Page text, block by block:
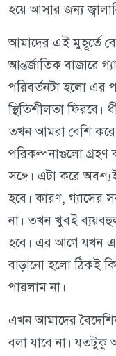
হয়ে আসার জন্য
আমাদের এই মুহূর্তে
আন্তর্জাতিক বাজারে
পরিবর্তনটা হলো এর
স্থিতিশীলতা ফিরবে।
তখন আমরা বেশি
পরিকল্পনাগুলো গ্রহণ
সঙ্গে। এটা করে
হবে। কারণ, গ্যাসের
না। তখন খুবই
হবে। এর আগে যখন
বাড়ানো হলো ঠিকই
পারলাম না।
এখন আমাদের
বলা যাবে না। যতটুকু